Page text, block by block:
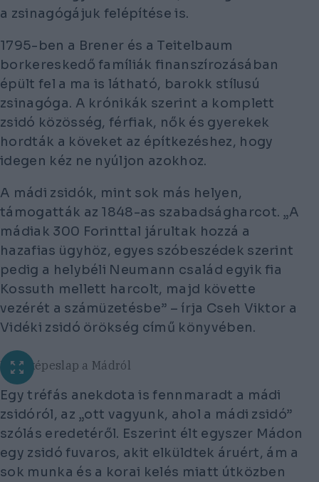
a zsinagógájuk felépítése is.
1795-ben a Brener és a Teitelbaum
borkereskedő famíliák finanszírozásában
épült fel a ma is látható, barokk stílusú
zsinagóga. A krónikák szerint a komplett
zsidó közösség, férfiak, nők és gyerekek
hordták a köveket az építkezéshez, hogy
idegen kéz ne nyúljon azokhoz.
A mádi zsidók, mint sok más helyen,
támogatták az 1848-as szabadságharcot. „A
mádiak 300 Forinttal járultak hozzá a
hazafias ügyhöz, egyes szóbeszédek szerint
pedig a helybéli Neumann család egyik fia
Kossuth mellett harcolt, majd követte
vezérét a számüzetésbe” – írja Cseh Viktor a
Vidéki zsidó örökség című könyvében.
Régi képeslap a Mádról
Egy tréfás anekdota is fennmaradt a mádi
zsidóról, az „ott vagyunk, ahol a mádi zsidó”
szólás eredetéről. Eszerint élt egyszer Mádon
egy zsidó fuvaros, akit elküldtek áruért, ám a
sok munka és a korai kelés miatt útközben